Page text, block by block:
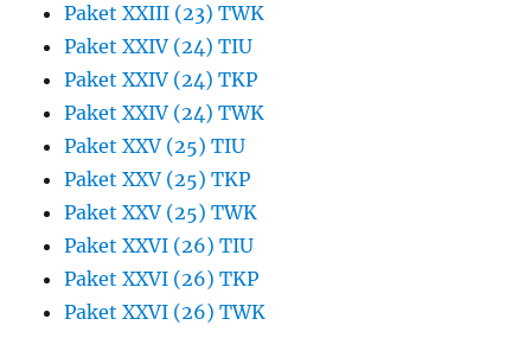
Paket XXIII (23) TWK
Paket XXIV (24) TIU
Paket XXIV (24) TKP
Paket XXIV (24) TWK
Paket XXV (25) TIU
Paket XXV (25) TKP
Paket XXV (25) TWK
Paket XXVI (26) TIU
Paket XXVI (26) TKP
Paket XXVI (26) TWK